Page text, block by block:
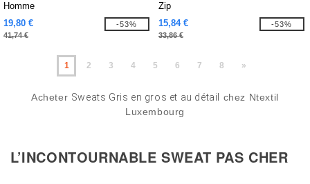
Homme
19,80 €
41,74 €
-53%
Zip
15,84 €
33,86 €
-53%
1 2 3 4 5 6 7 8 »
Acheter Sweats Gris en gros et au détail
chez Ntextil
Luxembourg
L’INCONTOURNABLE SWEAT PAS CHER